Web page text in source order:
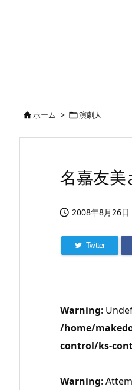
ホーム > 演劇人
名嘉友
 2008年8月26日
Twitter
Warning:
/home/
control/ks-
Warning: